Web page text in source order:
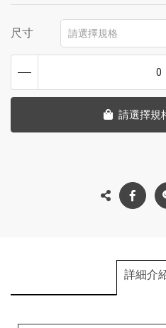
尺寸 請選擇規格
0
請選擇規
詳細介